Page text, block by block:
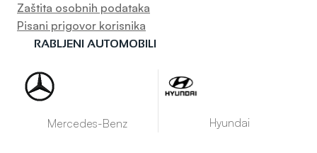
Zaštita osobnih podataka
Pisani prigovor korisnika
RABLJENI AUTOMOBILI
Mercedes-Benz Hyundai